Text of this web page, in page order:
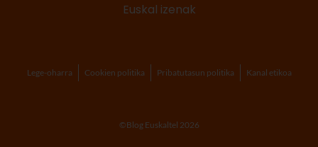
Euskal izenak
Lege-oharra Cookien politika Pribatutasun politika Kanal etikoa
©Blog Euskaltel 2026